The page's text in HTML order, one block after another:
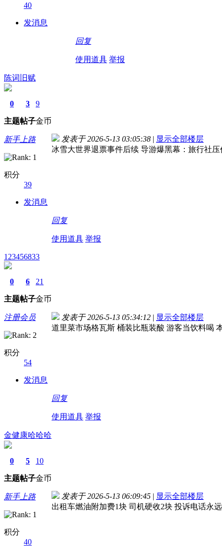
40
发消息
回复
使用道具 举报
陈词旧赋
0
主题
3
帖子
9
金币
新手上路
积分
39
发消息
发表于 2026-5-13 03:05:38 | 显示全部楼层
冰雪大世界退票事件后续 导游爆黑幕：旅行社
回复
使用道具 举报
123456833
0
主题
6
帖子
21
金币
注册会员
积分
54
发消息
发表于 2026-5-13 05:34:12 | 显示全部楼层
道里菜市场格瓦斯 桶装比瓶装酸 游客当饮料喝
回复
使用道具 举报
金健康哈哈哈
0
主题
5
帖子
10
金币
新手上路
积分
40
发表于 2026-5-13 06:09:45 | 显示全部楼层
出租车燃油附加费1块 司机硬收2块 投诉电话永